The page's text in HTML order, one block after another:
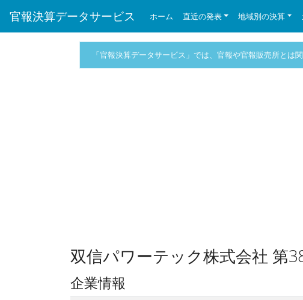
官報決算データサービス ホーム 直近の発表 地域別の決算
「官報決算データサービス」では、官報や官報販売所とは
双信パワーテック株式会社 第
企業情報